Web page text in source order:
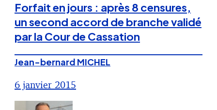
Forfait en jours : après 8 censures,
un second accord de branche validé
par la Cour de Cassation
Jean-bernard MICHEL
6 janvier 2015